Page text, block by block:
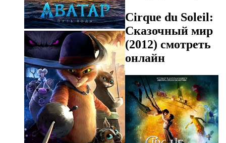
Cirque du Soleil:
Сказочный мир
(2012) смотреть
онлайн